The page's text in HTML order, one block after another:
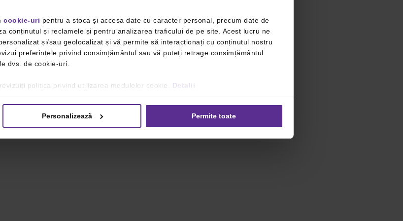
cookie-uri pentru a stoca și accesa date cu caracter personal, precum date de
conținutul și reclamele și pentru analizarea traficului de pe site. Acest lucru ne
și/sau geolocalizat și vă permite să interacționați cu conținutul nostru
preferințele privind consimțământul sau vă puteți retrage consimțământul
dvs. de cookie-uri.
politica privind utilizarea modulelor cookie. Detalii
Personalizează Permite toate